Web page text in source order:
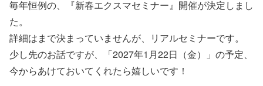
毎年恒例の、『新春エクスマセミナー』開催が決定しまし
た。
詳細はまで決まっていませんが、リアルセミナーです。
少し先のお話ですが、「2027年1月22日（金）」の予定、
今からあけておいてくれたら嬉しいです！